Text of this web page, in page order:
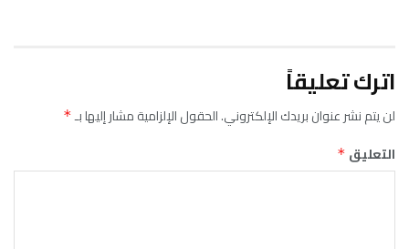
اترك تعليقاً
لن يتم نشر عنوان بريدك الإلكتروني.الحقول الإلزامية مشار إليها بـ*
التعليق *